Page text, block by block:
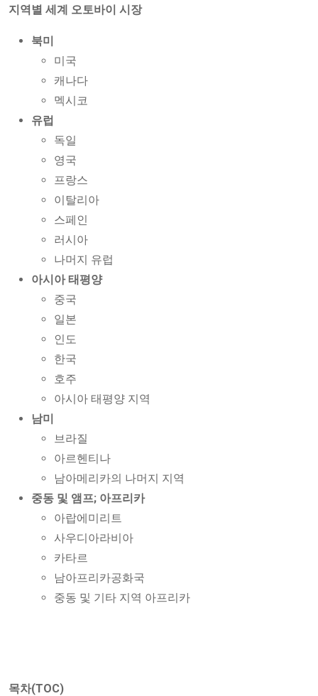
지역별 세계 오토바이 시장
북미
미국
캐나다
멕시코
유럽
독일
영국
프랑스
이탈리아
스페인
러시아
나머지 유럽
아시아 태평양
중국
일본
인도
한국
호주
아시아 태평양 지역
남미
브라질
아르헨티나
남아메리카의 나머지 지역
중동 및 앰프; 아프리카
아랍에미리트
사우디아라비아
카타르
남아프리카공화국
중동 및 기타 지역 아프리카
목차(TOC)